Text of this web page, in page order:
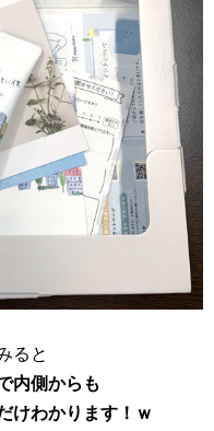
ると
内側からも
けわかります！ｗ